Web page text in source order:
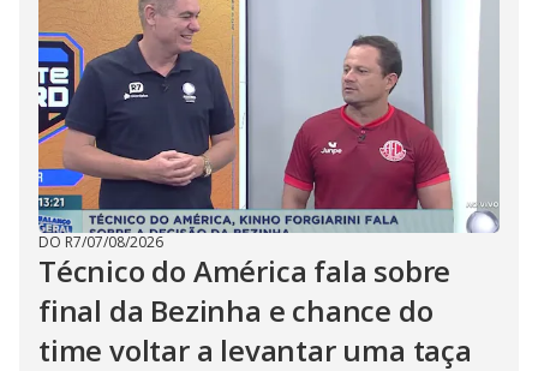
DO R7/07/08/2026
Técnico do América fala sobre
final da Bezinha e chance do
time voltar a levantar uma taça